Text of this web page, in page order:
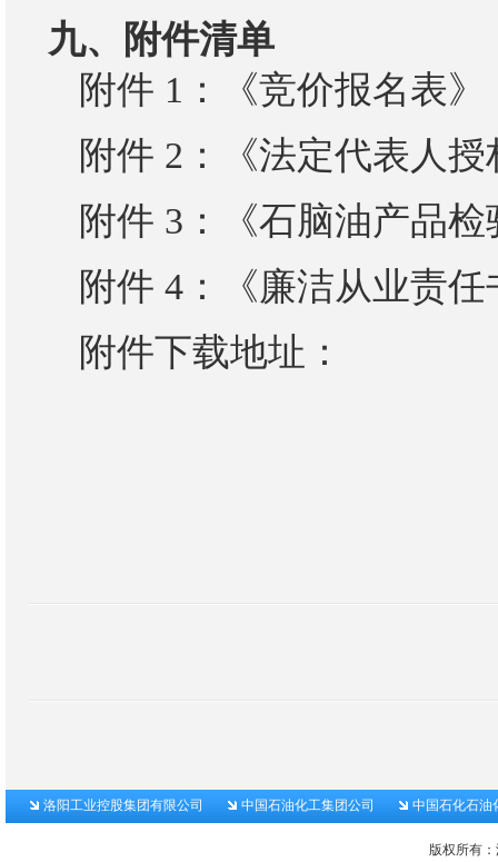
九、附件清单
附件 1 ：《竞价报名表》
附件 2 ：《法定代表人
附件 3 ：《石脑油产品检
附件 4 ：《廉洁从业责
附件下载地址：
洛阳工业控股集团有限公司 中国石油化工集团公司 中国石化石油
版权所有